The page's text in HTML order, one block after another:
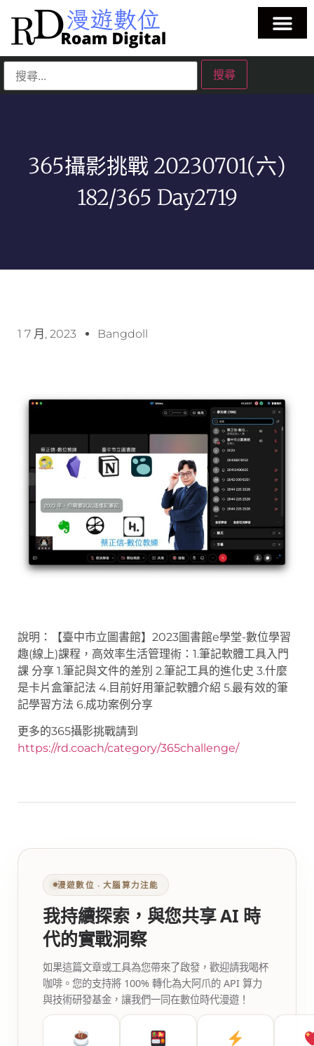
365攝影挑戰 20230701(六)
182/365 Day2719
1 7 月, 2023 Bangdoll
說明：【臺中市立圖書館】2023圖書館e學堂-數位學習
趣(線上)課程，高效率生活管理術：1.筆記軟體工具入門
課 分享 1.筆記與文件的差別 2.筆記工具的進化史 3.什麼
是卡片盒筆記法 4.目前好用筆記軟體介紹 5.最有效的筆
記學習方法 6.成功案例分享
更多的365攝影挑戰請到
https://rd.coach/category/365challenge/
漫遊數位 ‧ 大腦算力注能
我持續探索，與您共享 AI 時
代的實戰洞察
如果這篇文章或工具為您帶來了啟發，歡迎請我喝杯
咖啡。您的支持將 100% 轉化為大阿爪的 API 算力
與技術研發基金，讓我們一同在數位時代漫遊！